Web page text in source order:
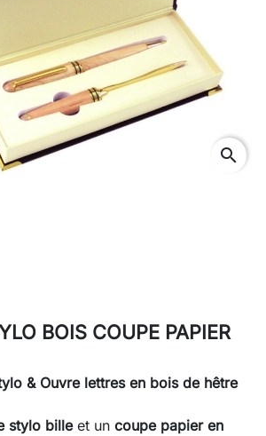
search
BOIS COUPE PAPIER
& Ouvre lettres en bois de hêtre
stylo billeet un coupe papier en